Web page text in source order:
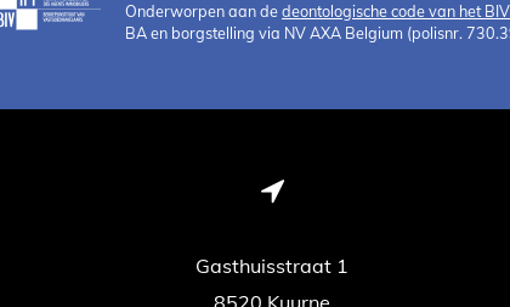
Onderworpen aan dedeontologische code van het BIV
BA en borgstelling via NV AXA Belgium (polisnr.
Gasthuisstraat 1
8520 Kuurne